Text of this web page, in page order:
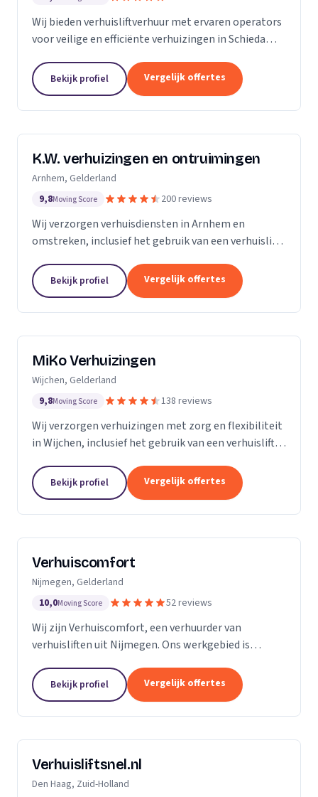
Wij bieden verhuisliftverhuur met ervaren operators
voor veilige en efficiënte verhuizingen in Schiedam
Bekijk profiel Vergelijk offertes
K.W. verhuizingen en ontruimingen
Arnhem, Gelderland
9,8Moving Score 200 reviews
Wij verzorgen verhuisdiensten in Arnhem en
omstreken, inclusief het gebruik van een verhuislift
Bekijk profiel Vergelijk offertes
MiKo Verhuizingen
Wijchen, Gelderland
9,8Moving Score 138 reviews
Wij verzorgen verhuizingen met zorg en flexibiliteit
in Wijchen, inclusief het gebruik van een verhuislift
Bekijk profiel Vergelijk offertes
Verhuiscomfort
Nijmegen, Gelderland
10,0Moving Score 52 reviews
Wij zijn Verhuiscomfort, een verhuurder van
verhuisliften uit Nijmegen. Ons werkgebied is
Bekijk profiel Vergelijk offertes
Verhuisliftsnel.nl
Den Haag, Zuid-Holland